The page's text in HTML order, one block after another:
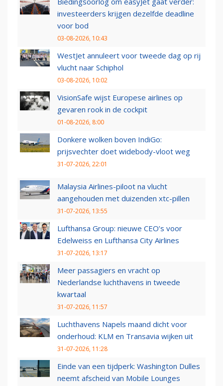
investeerders krijgen dezelfde deadline
voor bod
03-08-2026, 10:43
WestJet annuleert voor tweede dag op rij
vlucht naar Schiphol
03-08-2026, 10:02
VisionSafe wijst Europese airlines op
gevaren rook in de cockpit
01-08-2026, 8:00
Donkere wolken boven IndiGo:
prijsvechter doet widebody-vloot weg
31-07-2026, 22:01
Malaysia Airlines-piloot na vlucht
aangehouden met duizenden xtc-pillen
31-07-2026, 13:55
Lufthansa Group: nieuwe CEO’s voor
Edelweiss en Lufthansa City Airlines
31-07-2026, 13:17
Meer passagiers en vracht op
Nederlandse luchthavens in tweede
kwartaal
31-07-2026, 11:57
Luchthavens Napels maand dicht voor
onderhoud: KLM en Transavia wijken uit
31-07-2026, 11:28
Einde van een tijdperk: Washington Dulles
neemt afscheid van Mobile Lounges